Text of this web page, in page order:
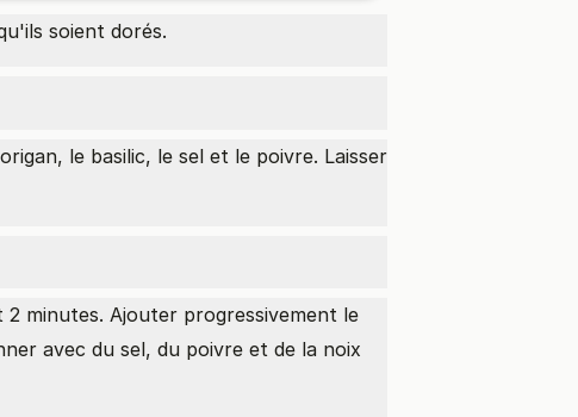
soient dorés.
le basilic, le sel et le poivre. Laisser
minutes. Ajouter progressivement le
avec du sel, du poivre et de la noix